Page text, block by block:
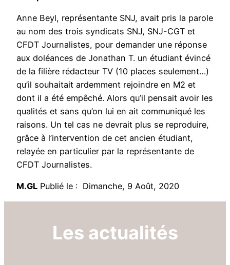
Anne Beyl, représentante SNJ, avait pris la parole
au nom des trois syndicats SNJ, SNJ-CGT et
CFDT Journalistes, pour demander une réponse
aux doléances de Jonathan T. un étudiant évincé
de la filière rédacteur TV (10 places seulement…)
qu’il souhaitait ardemment rejoindre en M2 et
dont il a été empêché. Alors qu’il pensait avoir les
qualités et sans qu’on lui en ait communiqué les
raisons. Un tel cas ne devrait plus se reproduire,
grâce à l’intervention de cet ancien étudiant,
relayée en particulier par la représentante de
CFDT Journalistes.
M.GL Publié le : Dimanche, 9 Août, 2020
Les actualités